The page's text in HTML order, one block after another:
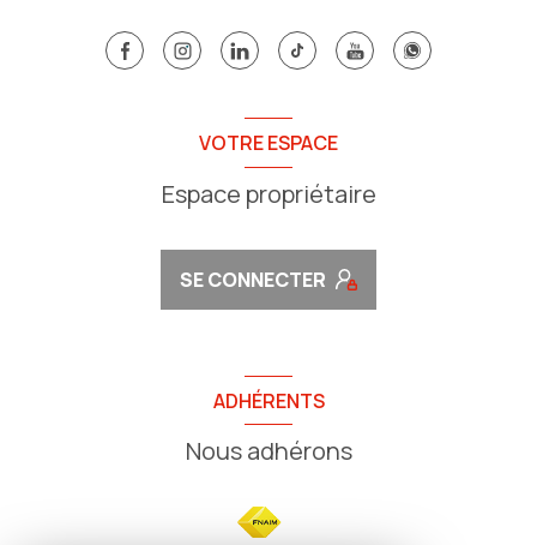
VOTRE ESPACE
Espace propriétaire
SE CONNECTER
ADHÉRENTS
Nous adhérons